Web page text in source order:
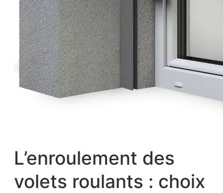
L’enroulement des
volets roulants : choix